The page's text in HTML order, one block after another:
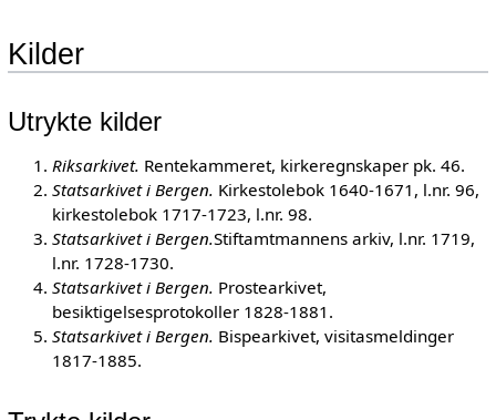
Kilder
Utrykte kilder
Riksarkivet. Rentekammeret, kirkeregnskaper pk. 46.
Statsarkivet i Bergen. Kirkestolebok 1640-1671, l.nr. 96,
kirkestolebok 1717-1723, l.nr. 98.
Statsarkivet i Bergen.Stiftamtmannens arkiv, l.nr. 1719,
l.nr. 1728-1730.
Statsarkivet i Bergen. Prostearkivet,
besiktigelsesprotokoller 1828-1881.
Statsarkivet i Bergen. Bispearkivet, visitasmeldinger
1817-1885.